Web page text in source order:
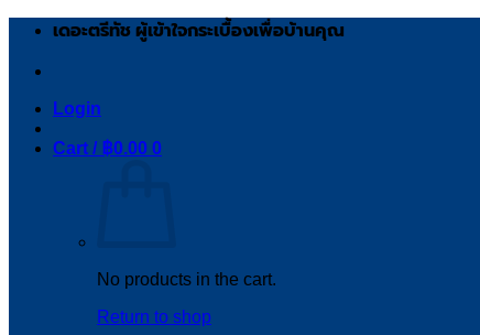
Skip
content
เดอะตรีทัช ผู้เข้าใจกระเบื้องเพื่อบ้านคุณ
Login
Cart / ฿0.00 0
No products in the cart.
Return to shop